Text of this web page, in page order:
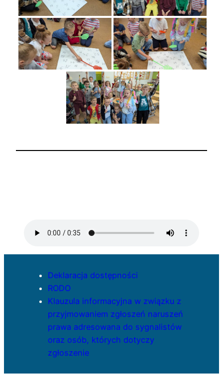
Deklaracja dostępności
RODO
Klauzula informacyjna w związku z
przyjmowaniem zgłoszeń naruszeń
prawa adresowana do sygnalistów
oraz osób, których dotyczy
zgłoszenie